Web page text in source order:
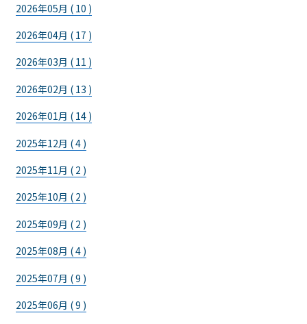
2026年05月 ( 10 )
2026年04月 ( 17 )
2026年03月 ( 11 )
2026年02月 ( 13 )
2026年01月 ( 14 )
2025年12月 ( 4 )
2025年11月 ( 2 )
2025年10月 ( 2 )
2025年09月 ( 2 )
2025年08月 ( 4 )
2025年07月 ( 9 )
2025年06月 ( 9 )